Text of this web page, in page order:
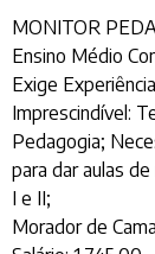
MONITOR
Ensino Médio
Exige
Imprescindível:
Pedagogia;
para dar aulas
I e II;
Morador de